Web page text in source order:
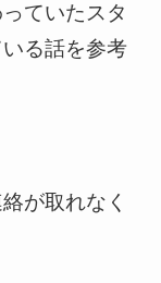
ていたスタ
る話を参考
が取れなく